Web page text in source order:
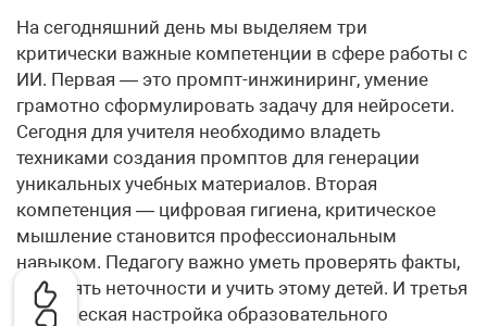
На сегодняшний день мы выделяем три
критически важные компетенции в сфере работы с
ИИ. Первая — это промпт-инжиниринг, умение
грамотно сформулировать задачу для нейросети.
Сегодня для учителя необходимо владеть
техниками создания промптов для генерации
уникальных учебных материалов. Вторая
компетенция — цифровая гигиена, критическое
мышление становится профессиональным
навыком. Педагогу важно уметь проверять факты,
выявлять неточности и учить этому детей. И третья
— этическая настройка образовательного